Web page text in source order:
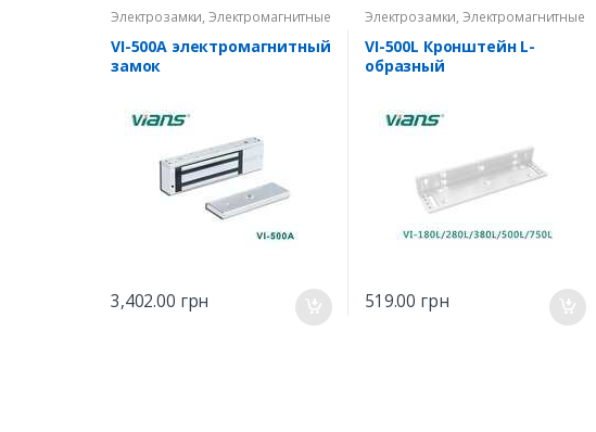
Электрозамки,Электромагнитные
замки
VI-500A электромагнитный
замок
3,402.00 грн
Электрозамки,Электромагнитные
замки
VI-500L Кронштейн L-
образный
519.00 грн